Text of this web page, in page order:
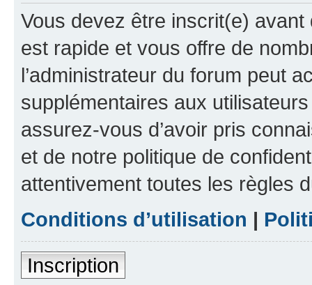
Vous devez être inscrit(e) avant
est rapide et vous offre de
l’administrateur du forum peut
supplémentaires aux
assurez-vous d’avoir pris
et de notre politique de
attentivement toutes les règles
Conditions d’utilisation |
Inscription